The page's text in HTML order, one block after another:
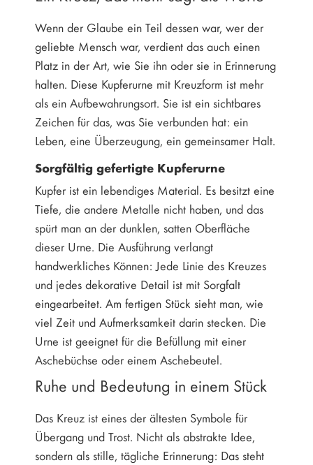
Wenn der Glaube ein Teil dessen war, wer der
geliebte Mensch war, verdient das auch einen
Platz in der Art, wie Sie ihn oder sie in Erinnerung
halten. Diese Kupferurne mit Kreuzform ist mehr
als ein Aufbewahrungsort. Sie ist ein sichtbares
Zeichen für das, was Sie verbunden hat: ein
Leben, eine Überzeugung, ein gemeinsamer Halt.
Sorgfältig gefertigte Kupferurne
Kupfer ist ein lebendiges Material. Es besitzt eine
Tiefe, die andere Metalle nicht haben, und das
spürt man an der dunklen, satten Oberfläche
dieser Urne. Die Ausführung verlangt
handwerkliches Können: Jede Linie des Kreuzes
und jedes dekorative Detail ist mit Sorgfalt
eingearbeitet. Am fertigen Stück sieht man, wie
viel Zeit und Aufmerksamkeit darin stecken. Die
Urne ist geeignet für die Befüllung mit einer
Aschebüchse oder einem Aschebeutel.
Ruhe und Bedeutung in einem Stück
Das Kreuz ist eines der ältesten Symbole für
Übergang und Trost. Nicht als abstrakte Idee,
sondern als stille, tägliche Erinnerung: Das steht